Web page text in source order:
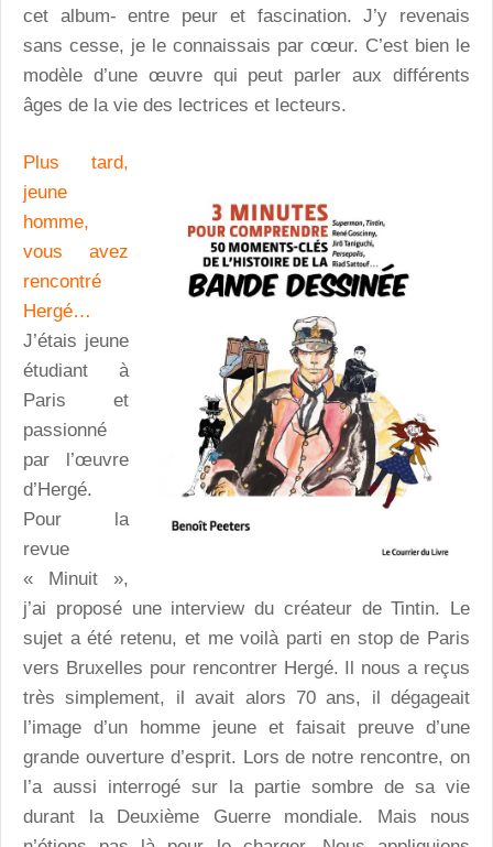
cet album- entre peur et fascination. J’y revenais
sans cesse, je le connaissais par cœur. C’est bien le
modèle d’une œuvre qui peut parler aux différents
âges de la vie des lectrices et lecteurs.
Plus tard,
jeune
homme,
vous avez
rencontré
Hergé…
J’étais jeune
étudiant à
Paris et
passionné
par l’œuvre
d’Hergé.
Pour la
revue
« Minuit »,
j’ai proposé une interview du créateur de Tintin. Le
sujet a été retenu, et me voilà parti en stop de Paris
vers Bruxelles pour rencontrer Hergé. Il nous a reçus
très simplement, il avait alors 70 ans, il dégageait
l’image d’un homme jeune et faisait preuve d’une
grande ouverture d’esprit. Lors de notre rencontre, on
l’a aussi interrogé sur la partie sombre de sa vie
durant la Deuxième Guerre mondiale. Mais nous